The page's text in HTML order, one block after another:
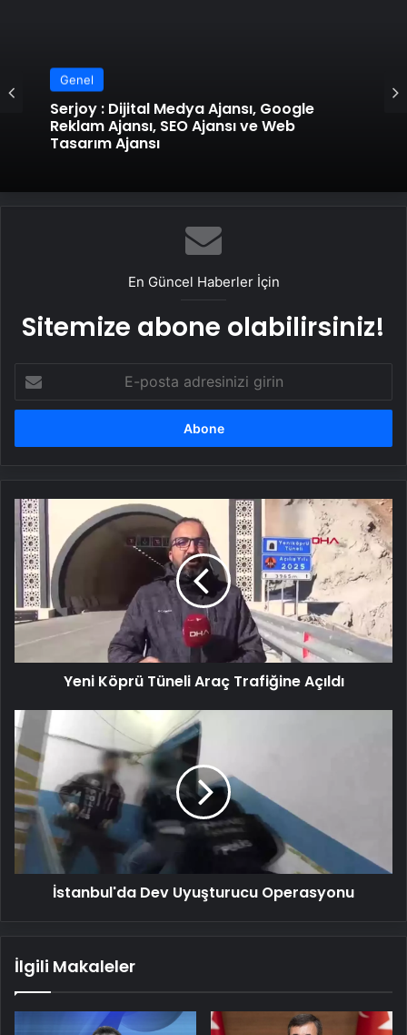
Genel
Serjoy : Dijital Medya Ajansı, Google
Reklam Ajansı, SEO Ajansı ve Web
Tasarım Ajansı
En Güncel Haberler İçin
Sitemize abone olabilirsiniz!
posta
adresinizi
Yeni
Köprü
Tüneli
Araç
Trafiğine
Açıldı
Yeni Köprü Tüneli Araç Trafiğine Açıldı
İstanbul'da
Dev
Uyuşturucu
Operasyonu
İstanbul'da Dev Uyuşturucu Operasyonu
İlgili Makaleler